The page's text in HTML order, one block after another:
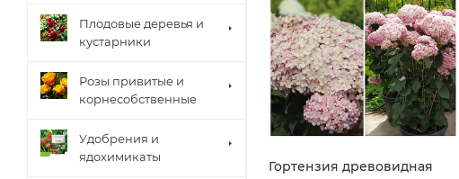
Гортензия древовидная
Плодовые деревья и
кустарники
Розы привитые и
корнесобственные
Удобрения и
ядохимикаты